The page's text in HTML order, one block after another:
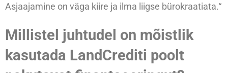
Asjaajamine on väga kiire ja ilma liigse bürokraatiata.“
Millistel juhtudel on mõistlik
kasutada LandCrediti poolt